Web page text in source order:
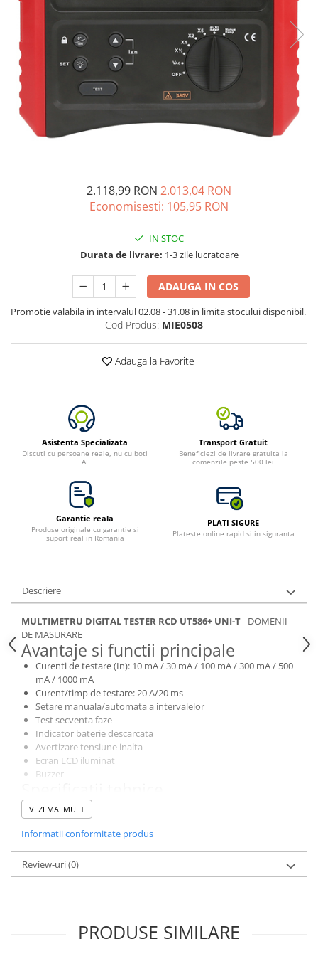
Acumulatori de stocare
Componente sisteme de balcon
2.118,99 RON2.013,04 RON
Economisesti: 105,95 RON
IN STOC
Durata de livrare: 1-3 zile lucratoare
ADAUGA IN COS
Promotie valabila in intervalul 02.08 - 31.08 in limita stocului disponibil.
Cod Produs: MIE0508
Adauga la Favorite
Asistenta Specializata
Discuti cu persoane reale, nu cu boti
AI
Transport Gratuit
Beneficiezi de livrare gratuita la
comenzile peste 500 lei
Garantie reala
Produse originale cu garantie si
suport real in Romania
PLATI SIGURE
Plateste online rapid si in siguranta
Descriere
MULTIMETRU DIGITAL TESTER RCD UT586+ UNI-T- DOMENII
DE MASURARE
Avantaje si functii principale
Curenti de testare (In): 10 mA / 30 mA / 100 mA / 300 mA / 500
mA / 1000 mA
Curent/timp de testare: 20 A/20 ms
Setare manuala/automata a intervalelor
Test secventa faze
Indicator baterie descarcata
Avertizare tensiune inalta
Ecran LCD iluminat
Buzzer
Tensiune de retea: 100 ~ 440 V ±15%; 45 ~ 65 Hz
Intervale de timp de declansare:
pentru 1 In: 0 ~ 2000 ms ±(5%+5)
pentru 2 In: 0 ~ 200 ms ±(5%+5)
pentru 5 In: 0 ~ 40 ms ±(5%+5)
Intervale de masurare:
0,05 Ohm ~ 1,99 Ohm ±(5%+5)
VEZI MAI MULT
Informatii conformitate produs
Review-uri(0)
PRODUSE SIMILARE